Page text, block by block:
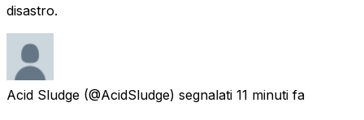
disastro.
Acid Sludge (@AcidSludge) segnalati 11 minuti fa